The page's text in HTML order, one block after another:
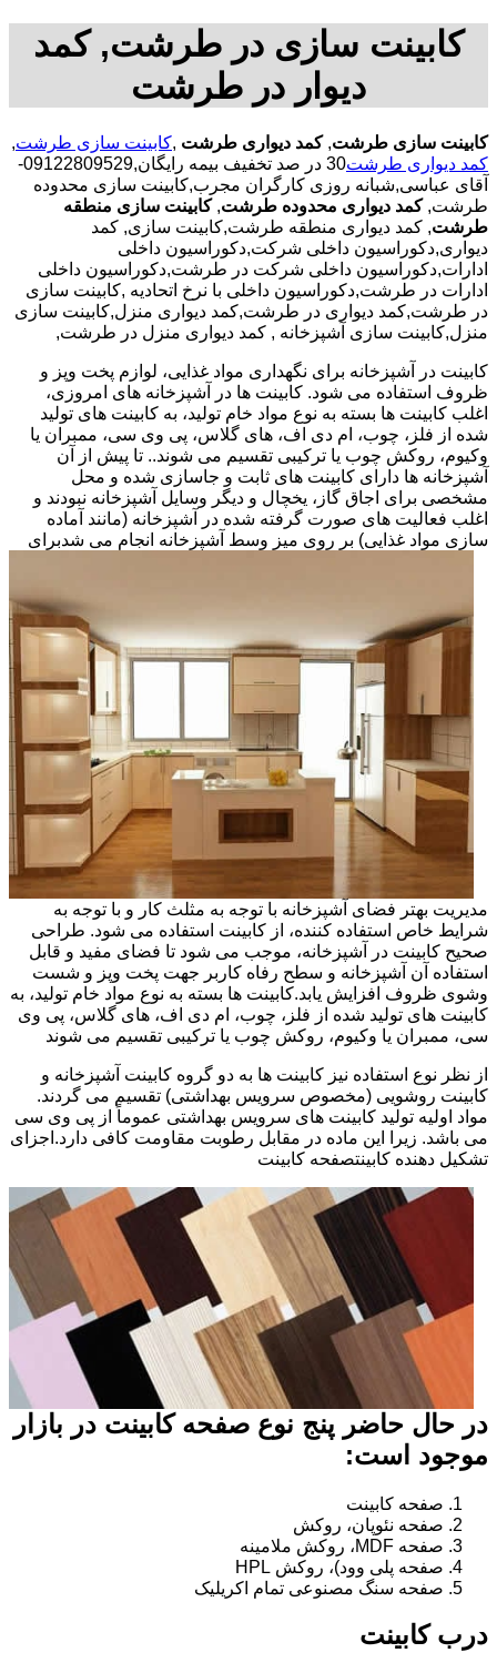
کابینت سازی در طرشت, کمد
دیوار در طرشت
کابینت سازی طرشت,کمد دیواری طرشت ,کابینت سازی طرشت,
کمد دیواری طرشت
30 در صد تخفیف بیمه رایگان,09122809529-
آقای عباسی,شبانه روزی کارگران مجرب,کابینت سازی محدوده
طرشت,کمد دیواری محدوده طرشت, کابینت سازی منطقه
طرشت, کمد دیواری منطقه طرشت,کابینت سازی, کمد
دیواری,دکوراسیون داخلی شرکت,دکوراسیون داخلی
ادارات,دکوراسیون داخلی شرکت در طرشت,دکوراسیون داخلی
ادارات در طرشت,دکوراسیون داخلی با نرخ اتحادیه ,کابینت سازی
در طرشت,کمد دیواری در طرشت,کمد دیواری منزل,کابینت سازی
منزل,کابینت سازی آشپزخانه , کمد دیواری منزل در طرشت,
کابینت در آشپزخانه برای نگهداری مواد غذایی، لوازم پخت وپز و
ظروف استفاده می شود. کابینت ها در آشپزخانه های امروزی،
اغلب کابینت ها بسته به نوع مواد خام تولید، به کابینت های تولید
شده از فلز، چوب، ام دی اف، های گلاس، پی وی سی، ممبران یا
وکیوم، روکش چوب یا ترکیبی تقسیم می شوند.. تا پیش از آن
آشپزخانه ها دارای کابینت های ثابت و جاسازی شده و محل
مشخصی برای اجاق گاز، یخچال و دیگر وسایل آشپزخانه نبودند و
اغلب فعالیت های صورت گرفته شده در آشپزخانه (مانند آماده
سازی مواد غذایی) بر روی میز وسط آشپزخانه انجام می شدبرای
مدیریت بهتر فضای آشپزخانه با توجه به مثلث کار و با توجه به
شرایط خاص استفاده کننده، از کابینت استفاده می شود. طراحی
صحیح کابینت در آشپزخانه، موجب می شود تا فضای مفید و قابل
استفاده آن آشپزخانه و سطح رفاه کاربر جهت پخت وپز و شست
وشوی ظروف افزایش یابد.کابینت ها بسته به نوع مواد خام تولید، به
کابینت های تولید شده از فلز، چوب، ام دی اف، های گلاس، پی وی
سی، ممبران یا وکیوم، روکش چوب یا ترکیبی تقسیم می شوند
از نظر نوع استفاده نیز کابینت ها به دو گروه کابینت آشپزخانه و
کابینت روشویی (مخصوص سرویس بهداشتی) تقسیم می گردند.
مواد اولیه تولید کابینت های سرویس بهداشتی عموماً از پی وی سی
می باشد. زیرا این ماده در مقابل رطوبت مقاومت کافی دارد.اجزای
تشکیل دهنده کابینتصفحه کابینت
در حال حاضر پنج نوع صفحه کابینت در بازار
موجود است:
صفحه کابینت
صفحه نئوپان، روکش
صفحه MDF، روکش ملامینه
صفحه پلی وود)، روکش HPL
صفحه سنگ مصنوعی تمام اکریلیک
درب کابینت